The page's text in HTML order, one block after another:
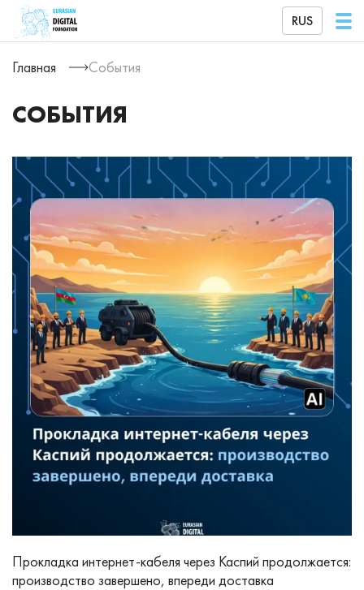
RUS
Главная События
СОБЫТИЯ
Прокладка интернет-кабеля через Каспий продолжается:
производство завершено, впереди доставка